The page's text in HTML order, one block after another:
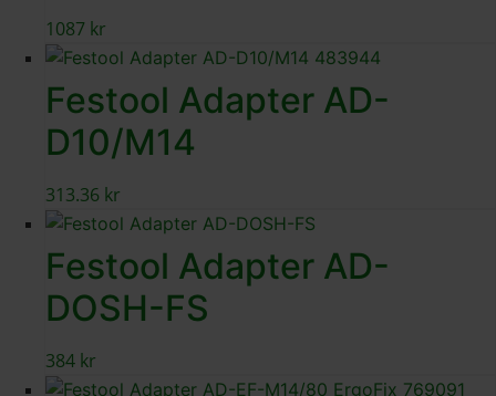
1087 kr
Festool Adapter AD-
D10/M14
313.36 kr
Festool Adapter AD-
DOSH-FS
384 kr